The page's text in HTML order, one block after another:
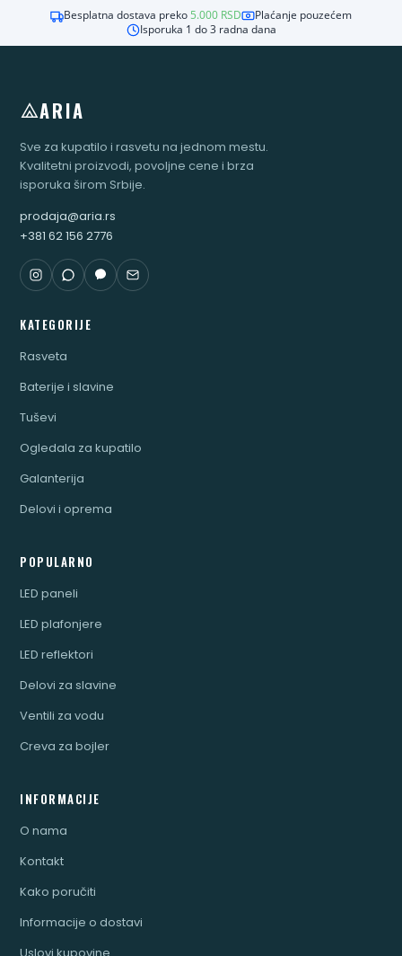
Besplatna dostava preko 5.000 RSD
Plaćanje pouzećem
Isporuka 1 do 3 radna dana
ARIA
Sve za kupatilo i rasvetu na jednom mestu.
Kvalitetni proizvodi, povoljne cene i brza
isporuka širom Srbije.
prodaja@aria.rs
+381 62 156 2776
KATEGORIJE
Rasveta
Baterije i slavine
Tuševi
Ogledala za kupatilo
Galanterija
Delovi i oprema
POPULARNO
LED paneli
LED plafonjere
LED reflektori
Delovi za slavine
Ventili za vodu
Creva za bojler
INFORMACIJE
O nama
Kontakt
Kako poručiti
Informacije o dostavi